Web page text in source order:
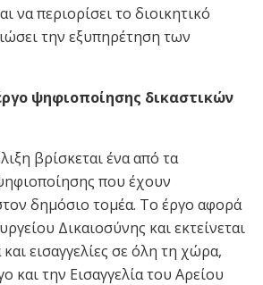
να περιορίσει το διοικητικό
την εξυπηρέτηση των
ψηφιοποίησης δικαστικών
βρίσκεται ένα από τα
που έχουν
δημόσιο τομέα. Το έργο αφορά
Δικαιοσύνης και εκτείνεται
εισαγγελίες σε όλη τη χώρα,
και την Εισαγγελία του Αρείου